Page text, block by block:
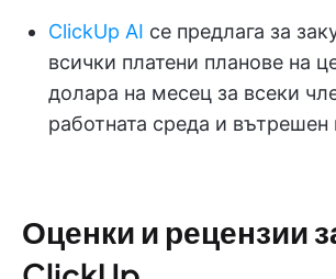
ClickUp AI се предлага за
всички платени планове на
долара на месец за всеки
работната среда и вътрешен
Оценки и рецензии